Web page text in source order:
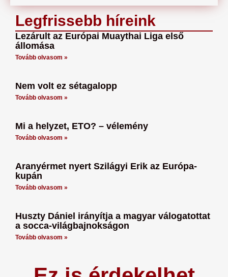
Legfrissebb híreink
Lezárult az Európai Muaythai Liga első
állomása
Tovább olvasom »
Nem volt ez sétagalopp
Tovább olvasom »
Mi a helyzet, ETO? – vélemény
Tovább olvasom »
Aranyérmet nyert Szilágyi Erik az Európa-
kupán
Tovább olvasom »
Huszty Dániel irányítja a magyar válogatottat
a socca-világbajnokságon
Tovább olvasom »